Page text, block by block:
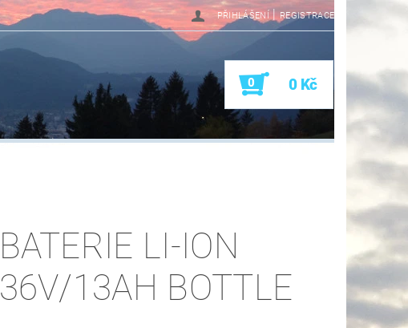
PŘIHLÁŠENÍ | REGISTRACE
0 0 Kč
BATERIE LI-ION
36V/13AH BOTTLE